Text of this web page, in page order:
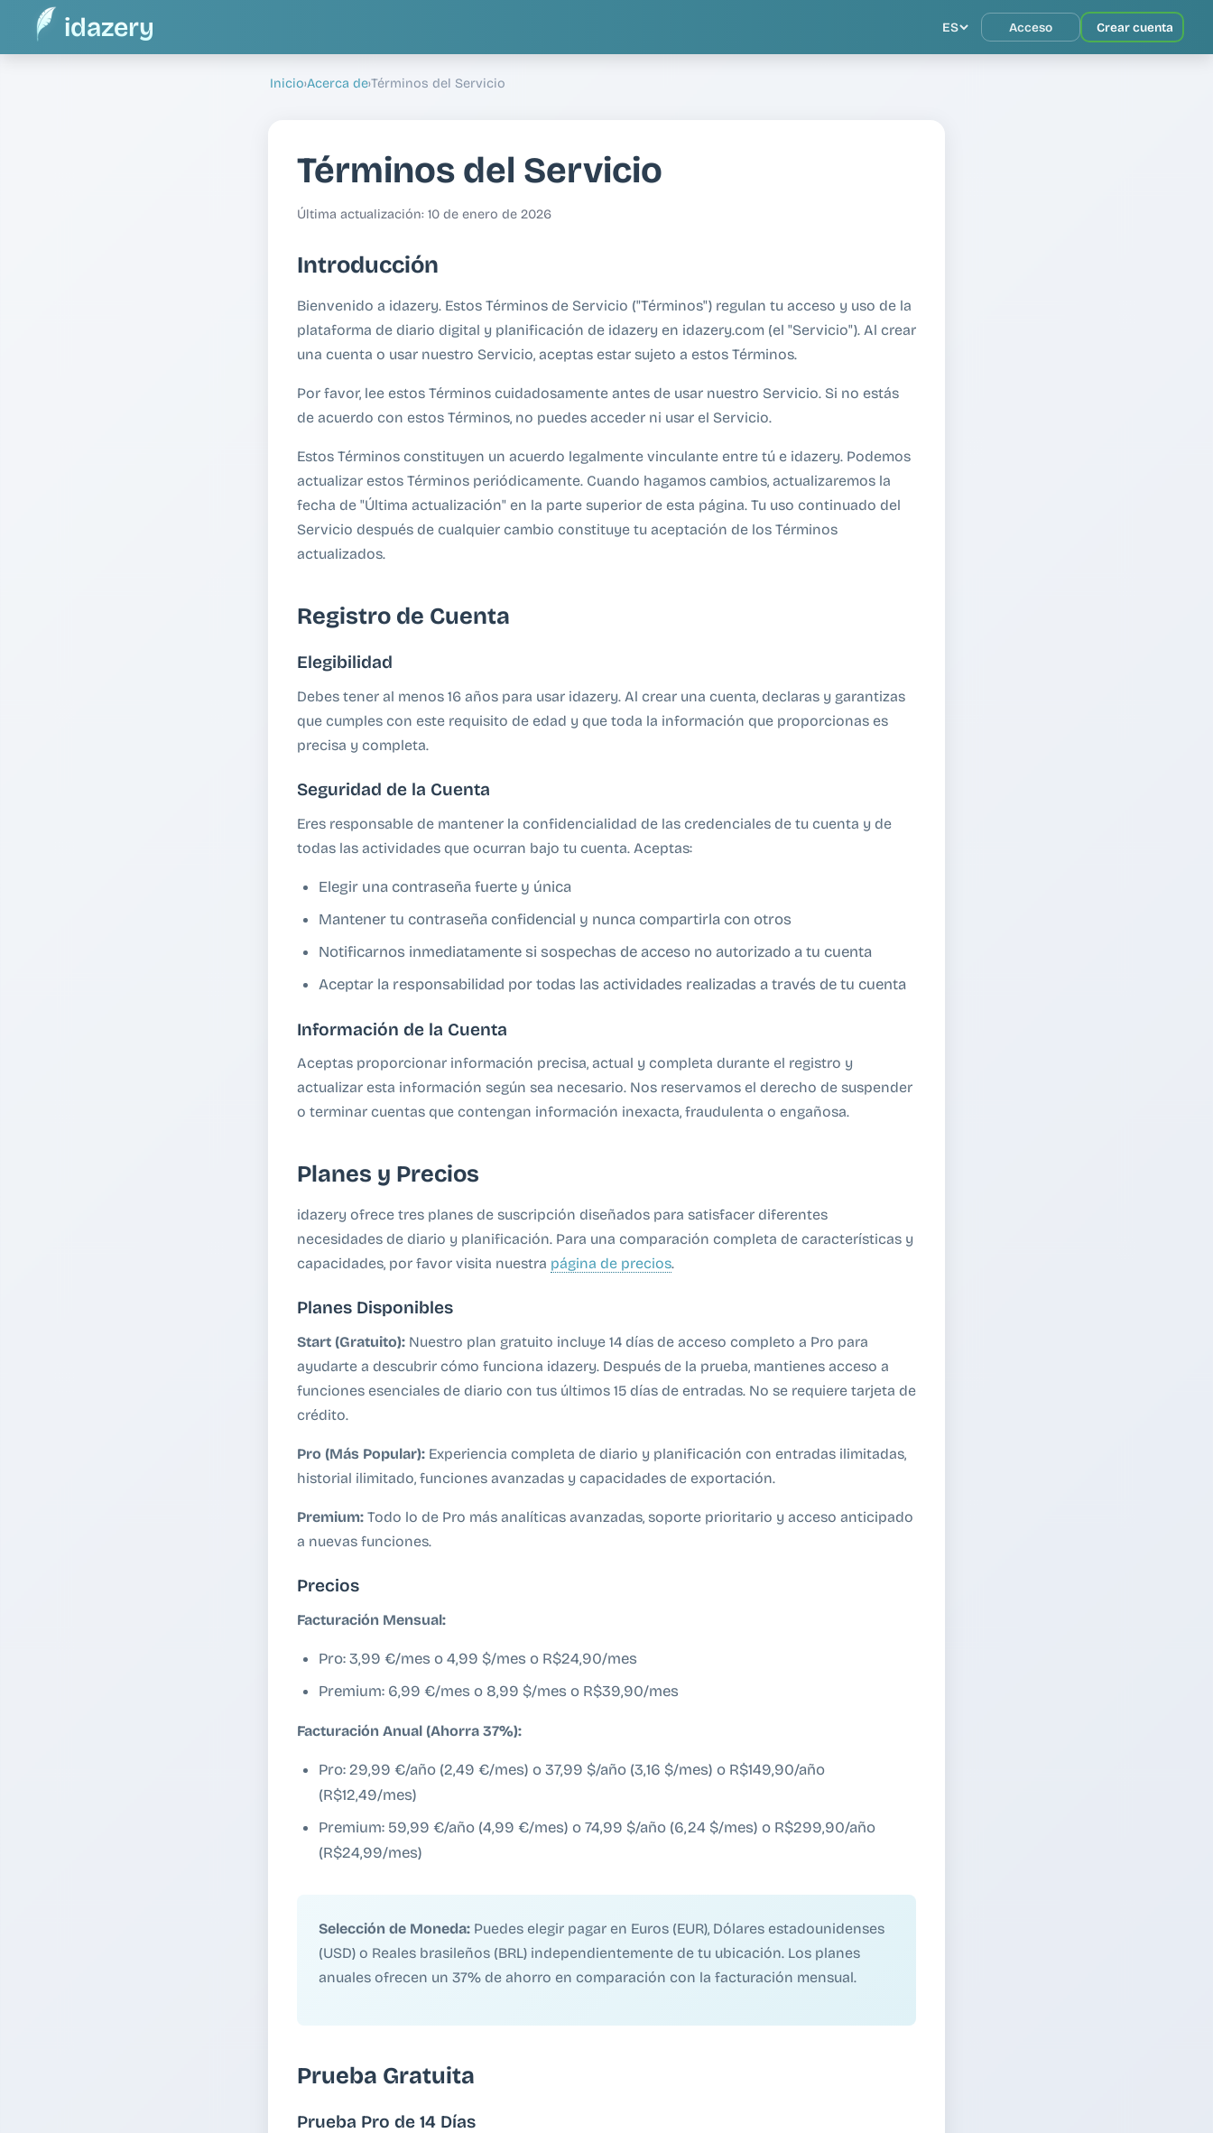
idazery ES Acceso Crear cuenta
Inicio›Acerca de›Términos del Servicio
Términos del Servicio
Última actualización: 10 de enero de 2026
Introducción
Bienvenido a idazery. Estos Términos de Servicio ("Términos") regulan tu acceso y uso de la
plataforma de diario digital y planificación de idazery en idazery.com (el "Servicio"). Al crear
una cuenta o usar nuestro Servicio, aceptas estar sujeto a estos Términos.
Por favor, lee estos Términos cuidadosamente antes de usar nuestro Servicio. Si no estás
de acuerdo con estos Términos, no puedes acceder ni usar el Servicio.
Estos Términos constituyen un acuerdo legalmente vinculante entre tú e idazery. Podemos
actualizar estos Términos periódicamente. Cuando hagamos cambios, actualizaremos la
fecha de "Última actualización" en la parte superior de esta página. Tu uso continuado del
Servicio después de cualquier cambio constituye tu aceptación de los Términos
actualizados.
Registro de Cuenta
Elegibilidad
Debes tener al menos 16 años para usar idazery. Al crear una cuenta, declaras y garantizas
que cumples con este requisito de edad y que toda la información que proporcionas es
precisa y completa.
Seguridad de la Cuenta
Eres responsable de mantener la confidencialidad de las credenciales de tu cuenta y de
todas las actividades que ocurran bajo tu cuenta. Aceptas:
Elegir una contraseña fuerte y única
Mantener tu contraseña confidencial y nunca compartirla con otros
Notificarnos inmediatamente si sospechas de acceso no autorizado a tu cuenta
Aceptar la responsabilidad por todas las actividades realizadas a través de tu cuenta
Información de la Cuenta
Aceptas proporcionar información precisa, actual y completa durante el registro y
actualizar esta información según sea necesario. Nos reservamos el derecho de suspender
o terminar cuentas que contengan información inexacta, fraudulenta o engañosa.
Planes y Precios
idazery ofrece tres planes de suscripción diseñados para satisfacer diferentes
necesidades de diario y planificación. Para una comparación completa de características y
capacidades, por favor visita nuestra página de precios.
Planes Disponibles
Start (Gratuito): Nuestro plan gratuito incluye 14 días de acceso completo a Pro para
ayudarte a descubrir cómo funciona idazery. Después de la prueba, mantienes acceso a
funciones esenciales de diario con tus últimos 15 días de entradas. No se requiere tarjeta de
crédito.
Pro (Más Popular): Experiencia completa de diario y planificación con entradas ilimitadas,
historial ilimitado, funciones avanzadas y capacidades de exportación.
Premium: Todo lo de Pro más analíticas avanzadas, soporte prioritario y acceso anticipado
a nuevas funciones.
Precios
Facturación Mensual:
Pro: 3,99 €/mes o 4,99 $/mes o R$24,90/mes
Premium: 6,99 €/mes o 8,99 $/mes o R$39,90/mes
Facturación Anual (Ahorra 37%):
Pro: 29,99 €/año (2,49 €/mes) o 37,99 $/año (3,16 $/mes) o R$149,90/año
(R$12,49/mes)
Premium: 59,99 €/año (4,99 €/mes) o 74,99 $/año (6,24 $/mes) o R$299,90/año
(R$24,99/mes)
Selección de Moneda: Puedes elegir pagar en Euros (EUR), Dólares estadounidenses
(USD) o Reales brasileños (BRL) independientemente de tu ubicación. Los planes
anuales ofrecen un 37% de ahorro en comparación con la facturación mensual.
Prueba Gratuita
Prueba Pro de 14 Días